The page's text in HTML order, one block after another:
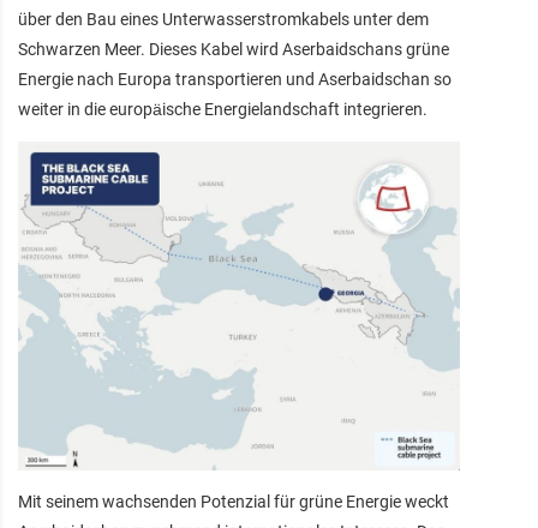
über den Bau eines Unterwasserstromkabels unter dem
Schwarzen Meer. Dieses Kabel wird Aserbaidschans grüne
Energie nach Europa transportieren und Aserbaidschan so
weiter in die europäische Energielandschaft integrieren.
Mit seinem wachsenden Potenzial für grüne Energie weckt